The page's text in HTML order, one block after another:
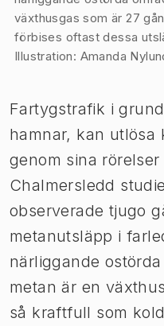
växthusgas som är 27
förbises oftast dessa
Illustration: Amanda
Fartygstrafik i
hamnar, kan utlösa
genom sina
Chalmersledd
observerade tjugo
metanutsläpp i
närliggande
metan är en
så kraftfull som